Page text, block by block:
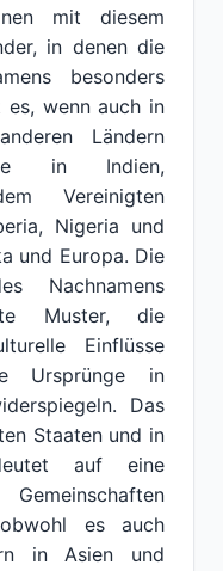
mit diesem
in denen die
besonders
es, wenn auch in
Ländern
in Indien,
Vereinigten
Nigeria und
und Europa. Die
Nachnamens
Muster, die
Einflüsse
Ursprünge in
Das
Staaten und in
auf eine
es auch
in Asien und